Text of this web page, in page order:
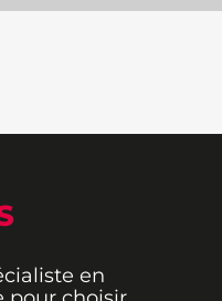
en